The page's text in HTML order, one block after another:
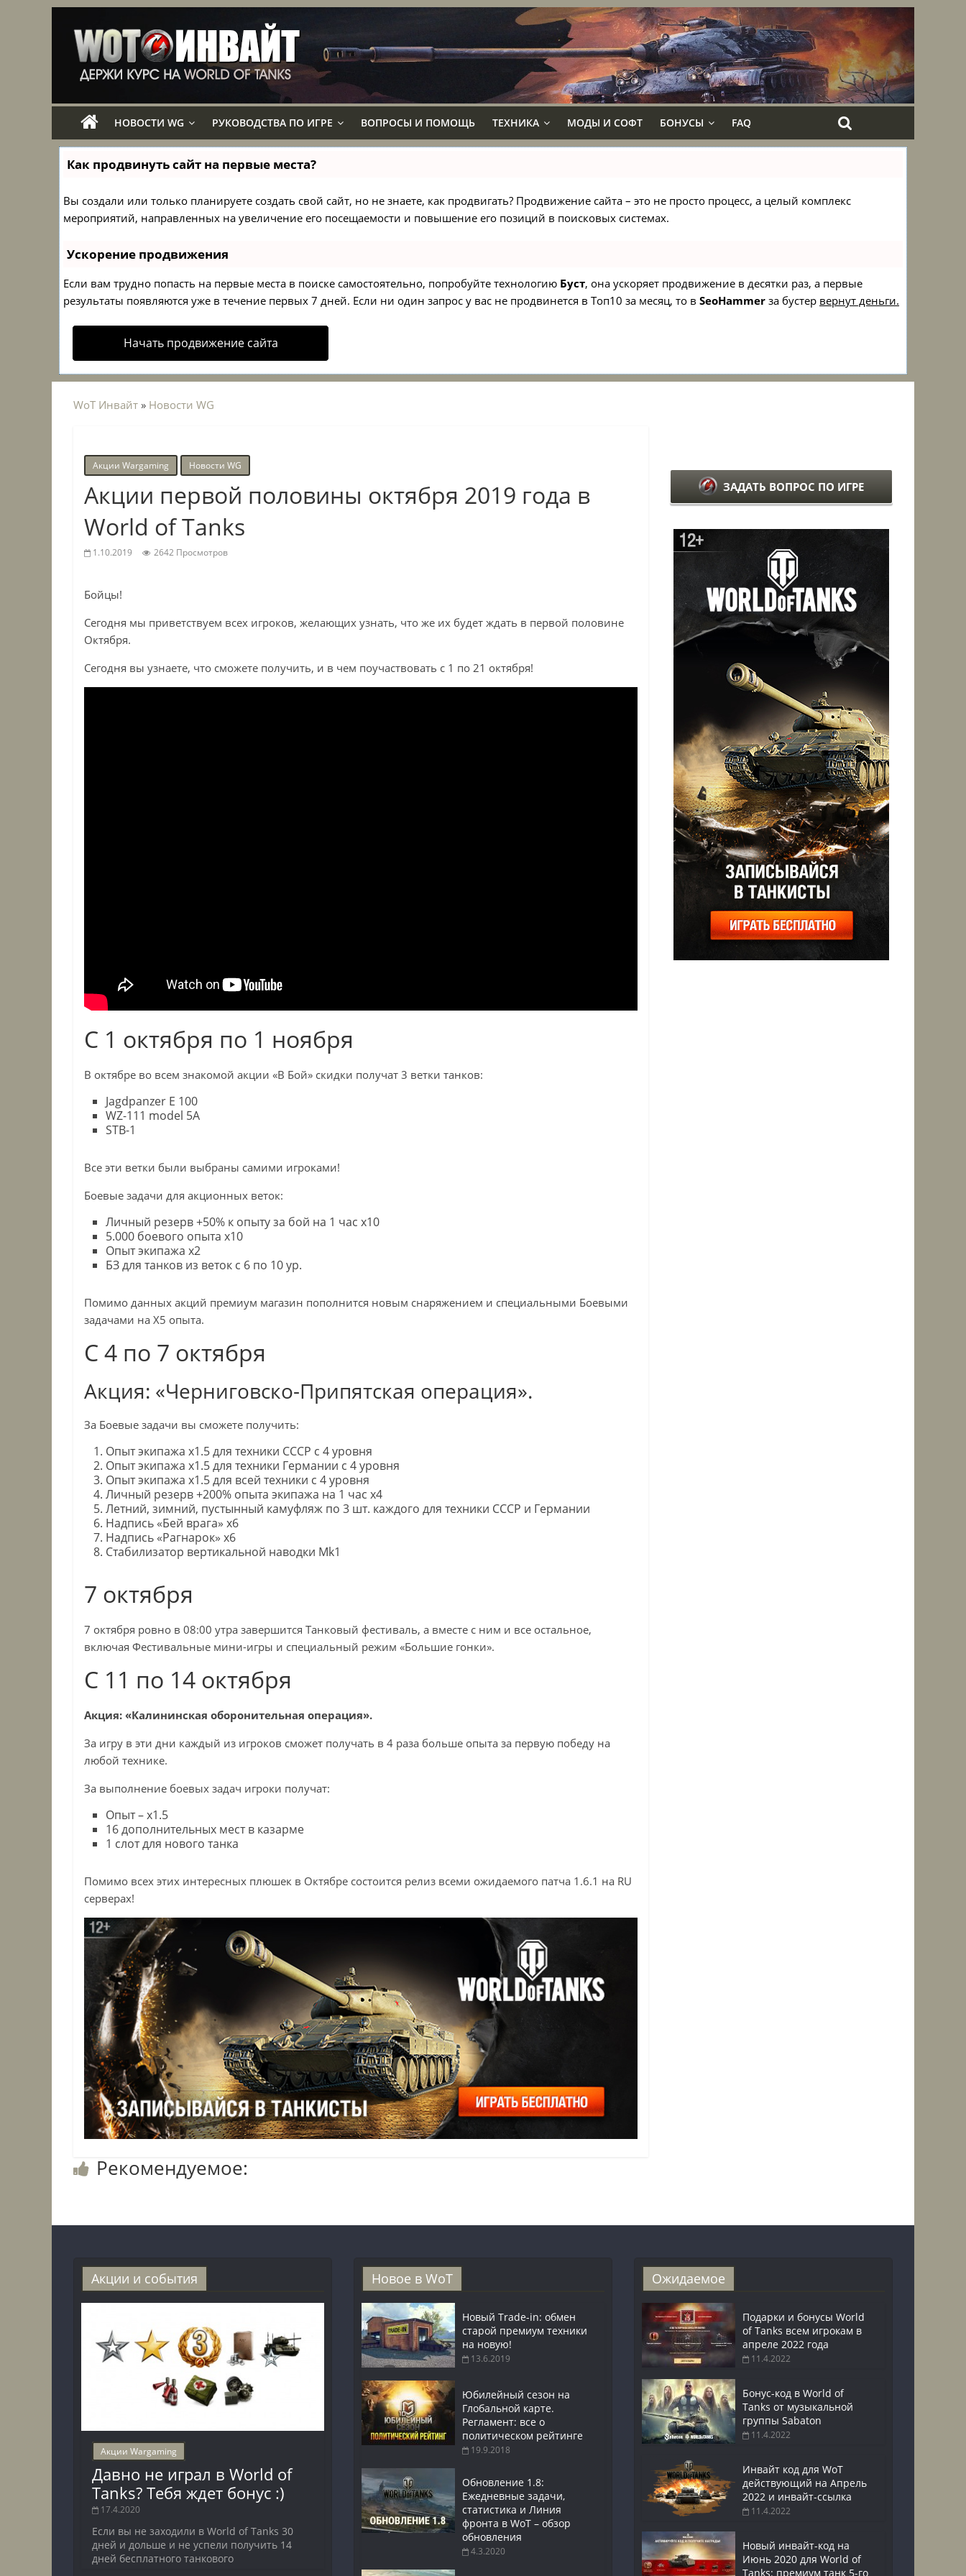
НОВОСТИ WG РУКОВОДСТВА ПО ИГРЕ ВОПРОСЫ И ПОМОЩЬ ТЕХНИКА МОДЫ И СОФТ БОНУСЫ FAQ
Как продвинуть сайт на первые места?
Вы создали или только планируете создать свой сайт, но не знаете, как продвигать? Продвижение сайта – это не просто процесс, а целый комплекс
мероприятий, направленных на увеличение его посещаемости и повышение его позиций в поисковых системах.
Ускорение продвижения
Если вам трудно попасть на первые места в поиске самостоятельно, попробуйте технологию Буст, она ускоряет продвижение в десятки раз, а первые
результаты появляются уже в течение первых 7 дней. Если ни один запрос у вас не продвинется в Топ10 за месяц, то в SeoHammer за бустер вернут деньги.
Начать продвижение сайта
WoT Инвайт » Новости WG
Акции Wargaming Новости WG
Акции первой половины октября 2019 года в
World of Tanks
1.10.2019 2642 Просмотров
Бойцы!
Сегодня мы приветствуем всех игроков, желающих узнать, что же их будет ждать в первой половине
Октября.
Сегодня вы узнаете, что сможете получить, и в чем поучаствовать с 1 по 21 октября!
С 1 октября по 1 ноября
В октябре во всем знакомой акции «В Бой» скидки получат 3 ветки танков:
Jagdpanzer E 100
WZ-111 model 5A
STB-1
Все эти ветки были выбраны самими игроками!
Боевые задачи для акционных веток:
Личный резерв +50% к опыту за бой на 1 час x10
5.000 боевого опыта x10
Опыт экипажа x2
БЗ для танков из веток с 6 по 10 ур.
Помимо данных акций премиум магазин пополнится новым снаряжением и специальными Боевыми
задачами на Х5 опыта.
С 4 по 7 октября
Акция: «Черниговско-Припятская операция».
За Боевые задачи вы сможете получить:
Опыт экипажа x1.5 для техники СССР с 4 уровня
Опыт экипажа x1.5 для техники Германии с 4 уровня
Опыт экипажа x1.5 для всей техники с 4 уровня
Личный резерв +200% опыта экипажа на 1 час x4
Летний, зимний, пустынный камуфляж по 3 шт. каждого для техники СССР и Германии
Надпись «Бей врага» x6
Надпись «Рагнарок» x6
Стабилизатор вертикальной наводки Mk1
7 октября
7 октября ровно в 08:00 утра завершится Танковый фестиваль, а вместе с ним и все остальное,
включая Фестивальные мини-игры и специальный режим «Большие гонки».
С 11 по 14 октября
Акция: «Калининская оборонительная операция».
За игру в эти дни каждый из игроков сможет получать в 4 раза больше опыта за первую победу на
любой технике.
За выполнение боевых задач игроки получат:
Опыт – x1.5
16 дополнительных мест в казарме
1 cлот для нового танка
Помимо всех этих интересных плюшек в Октябре состоится релиз всеми ожидаемого патча 1.6.1 на RU
серверах!
Рекомендуемое:
ЗАДАТЬ ВОПРОС ПО ИГРЕ
Акции и события
Акции Wargaming
Давно не играл в World of
Tanks? Тебя ждет бонус :)
17.4.2020
Если вы не заходили в World of Tanks 30
дней и дольше и не успели получить 14
дней бесплатного танкового
Новое в WoT
Новый Trade-in: обмен
старой премиум техники
на новую!
13.6.2019
Юбилейный сезон на
Глобальной карте.
Регламент: все о
политическом рейтинге
19.9.2018
Обновление 1.8:
Ежедневные задачи,
статистика и Линия
фронта в WoT – обзор
обновления
4.3.2020
Ожидаемое
Подарки и бонусы World
of Tanks всем игрокам в
апреле 2022 года
11.4.2022
Бонус-код в World of
Tanks от музыкальной
группы Sabaton
11.4.2022
Инвайт код для WoT
действующий на Апрель
2022 и инвайт-ссылка
11.4.2022
Новый инвайт-код на
Июнь 2020 для World of
Tanks: премиум танк 5-го